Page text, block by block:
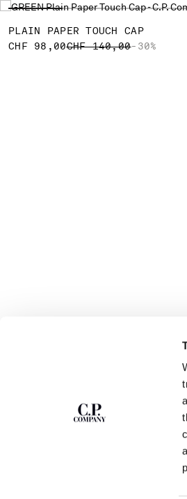
PLAIN PAPER TOUCH CAP
CHF 98,00PRICE REDUCED FROM
CHF 140,00TO
-30%
ISCRIVITI
NEWSLETTER
Entra nella nostra community e accedi
contenuti esclusivi, anteprime e offerte
riservate. Per te, subito 10% di sconto